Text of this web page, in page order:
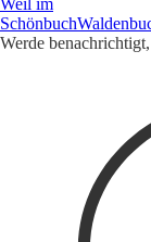
Weil im
Schönbuch
Werde